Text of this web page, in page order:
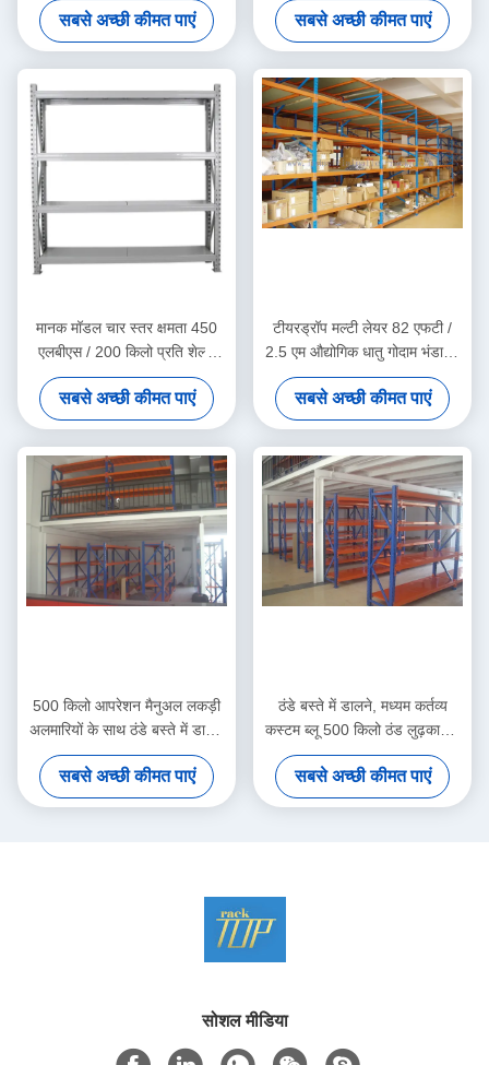
सबसे अच्छी कीमत पाएं सबसे अच्छी कीमत पाएं
मानक मॉडल चार स्तर क्षमता 450
एलबीएस / 200 किलो प्रति शेल्फ
मध्यम ड्यूटी ठंडे बस्ते में डालने
सबसे अच्छी कीमत पाएं
टीयरड्रॉप मल्टी लेयर 82 एफटी /
2.5 एम औद्योगिक धातु गोदाम भंडारण
समाधान में ठंडे बस्ते में डालने
सबसे अच्छी कीमत पाएं
500 किलो आपरेशन मैनुअल लकड़ी
अलमारियों के साथ ठंडे बस्ते में डालने
मध्यम कर्तव्य longspan
सबसे अच्छी कीमत पाएं
ठंडे बस्ते में डालने, मध्यम कर्तव्य
कस्टम ब्लू 500 किलो ठंड लुढ़काया /
नारंगी लंबे स्पैन ठंडे बस्ते में डालने
सबसे अच्छी कीमत पाएं
सोशल मीडिया